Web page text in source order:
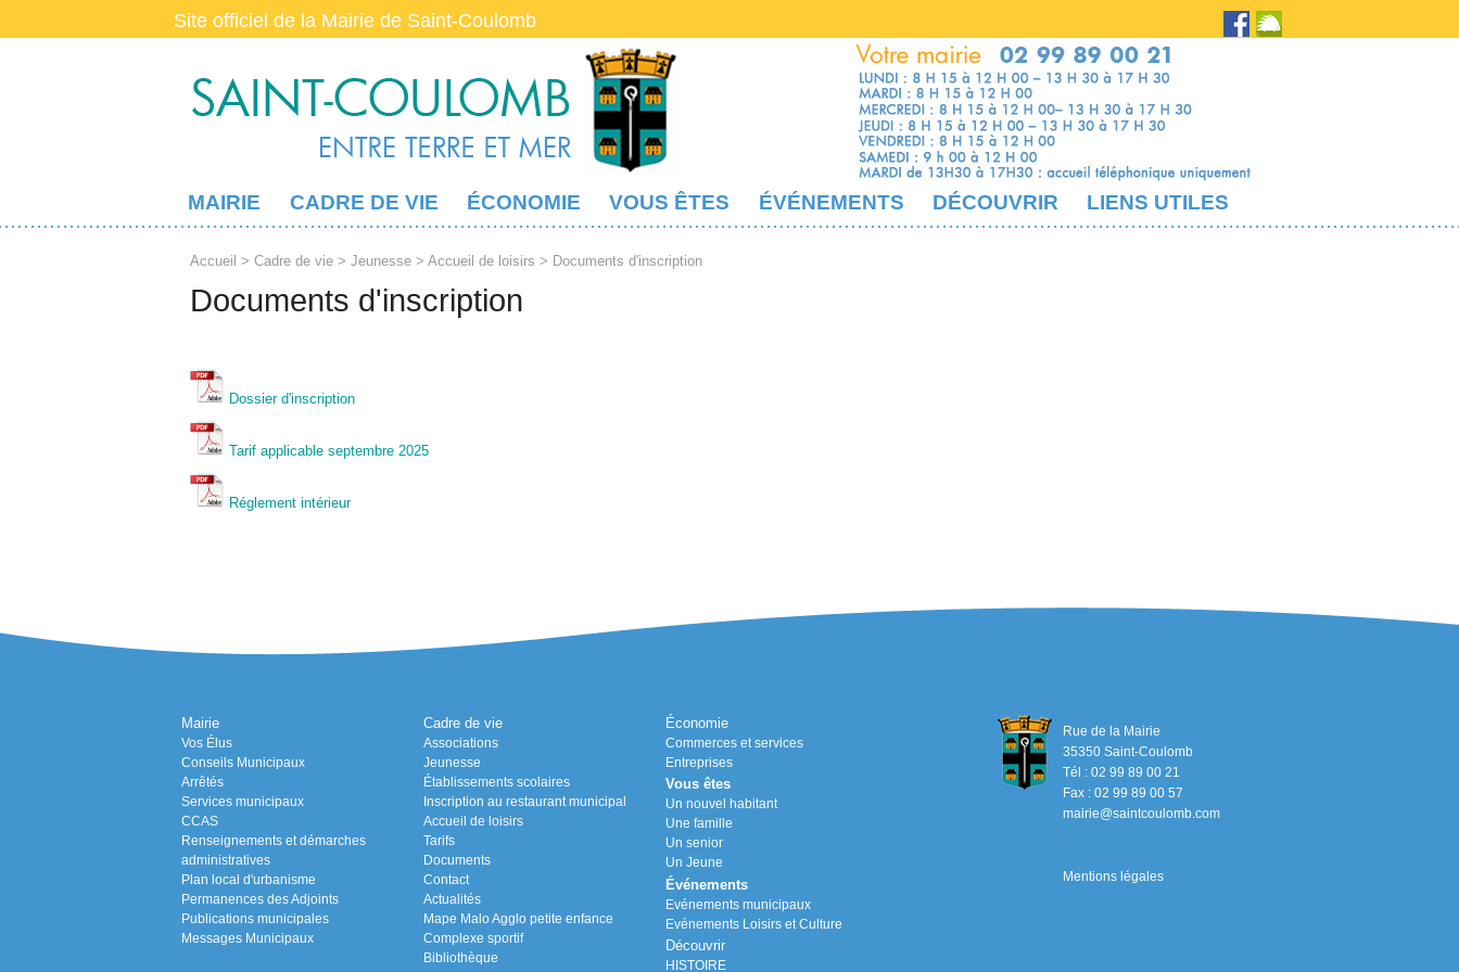
Site officiel de la Mairie de Saint-Coulomb
MAIRIE CADRE DE VIE ÉCONOMIE VOUS ÊTES ÉVÉNEMENTS DÉCOUVRIR LIENS UTILES
Accueil > Cadre de vie > Jeunesse > Accueil de loisirs > Documents d'inscription
Documents d'inscription
Dossier d'inscription
Tarif applicable septembre 2025
Réglement intérieur
Mairie
Vos Élus
Conseils Municipaux
Arrêtés
Services municipaux
CCAS
Renseignements et démarches
administratives
Plan local d'urbanisme
Permanences des Adjoints
Publications municipales
Messages Municipaux
Cadre de vie
Associations
Jeunesse
Établissements scolaires
Inscription au restaurant municipal
Accueil de loisirs
Tarifs
Documents
Contact
Actualités
Mape Malo Agglo petite enfance
Complexe sportif
Bibliothèque
Économie
Commerces et services
Entreprises
Vous êtes
Un nouvel habitant
Une famille
Un senior
Un Jeune
Événements
Evénements municipaux
Evénements Loisirs et Culture
Découvrir
HISTOIRE
Rue de la Mairie
35350 Saint-Coulomb
Tél : 02 99 89 00 21
Fax : 02 99 89 00 57
mairie@saintcoulomb.com
Mentions légales